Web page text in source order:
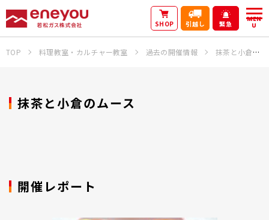
SHOP 引越し 緊急
MEN
U
TOP 料理教室・カルチャー教室 過去の開催情報 抹茶と小倉のムース
抹茶と小倉のムース
開催レポート